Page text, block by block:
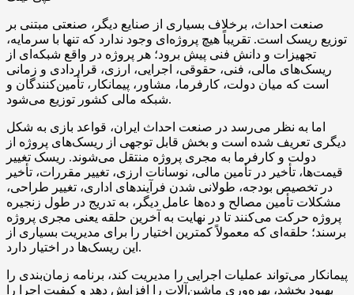
صنعت احداث، برخلاف بسیاری از صنایع دیگر، صنعتی مبتنی بر
توزیع ریسک است. تقریباً هیچ پروژه‌ای وجود ندارد که تنها با سرمایه،
تجهیزات و دانش فنی پیش برود؛ هر پروژه در واقع شبکه‌ای از
ریسک‌های مالی، فنی، حقوقی، اجرایی، ارزی، قراردادی و زمانی
است که میان دولت، کارفرما، مشاور، پیمانکار، تأمین‌کنندگان و
شبکه مالی کشور توزیع می‌شود.
اما به نظر می‌رسد در صنعت احداث ایران، قواعد بازی به شکل
دیگری تعریف شده است و بخش قابل توجهی از ریسک‌های پروژه از
دولت و کارفرما به مجری پروژه منتقل می‌شوند. ریسک تغییر
قیمت‌ها، تأخیر در تأمین مالی، نوسانات ارزی، تغییر مقررات، تأخیر
در تخصیص بودجه، طولانی شدن فرآیندهای اداری، تغییر طراحی،
مشکلات تأمین مصالح و ده‌ها عامل دیگر، به تدریج در طول زنجیره
پروژه حرکت می‌کنند تا در نهایت به آخرین حلقه یعنی مجری پروژه
برسند؛ حلقه‌ای که معمولاً کمترین اختیار را برای مدیریت بسیاری از
این ریسک‌ها در اختیار دارد.
پیمانکار می‌تواند عملیات اجرایی را مدیریت کند، برنامه زمان‌بندی را
بهبود بخشد، بهره‌وری ماشین‌آلات را افزایش دهد و کیفیت اجرا را